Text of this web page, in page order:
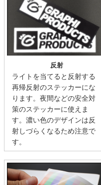
反射
ライトを当てると反射する
再帰反射のステッカーにな
ります。夜間などの安全対
策のステッカーに使えま
す。濃い色のデザインは反
射しづらくなるため注意で
す。